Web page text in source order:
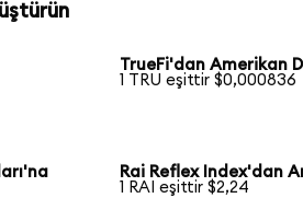
TrueFi'dan Amerikan
1 TRU eşittir $0,000836
Rai Reflex Index'dan
1 RAI eşittir $2,24